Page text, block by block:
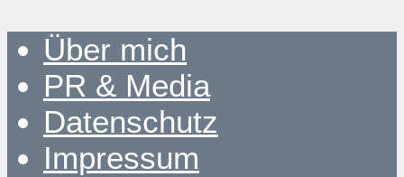
Über mich
PR & Media
Datenschutz
Impressum